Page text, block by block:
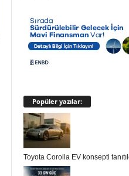
Popüler yazılar:
Toyota Corolla EV konsepti